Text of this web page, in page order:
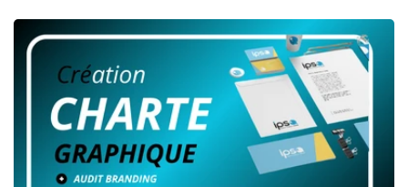
soyez mon prochain succès ! N'hésitez pas à me contacter
dès maintenant pour discuter de votre projet.